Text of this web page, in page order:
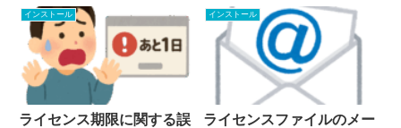
スがぜんぜん違う．他社製品や実
験では現れない共振，変なアンテ
ナ放射パターンなど．ストリ...
いただいております. 本記事では,
この問題の原因と回避策について
ご案内します.現象Sonnetを起...
インストール
ライセンス期限に関する誤
インストール
ライセンスファイルのメー